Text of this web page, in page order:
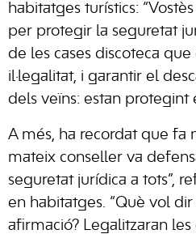
habitatges turístics:
per protegir la seguretat
de les cases discoteca
il·legalitat, i garantir el
dels veïns: estan protegint
A més, ha recordat que fa
mateix conseller va
seguretat jurídica a tots”,
en habitatges. “Què vol
afirmació? Legalitzaran les